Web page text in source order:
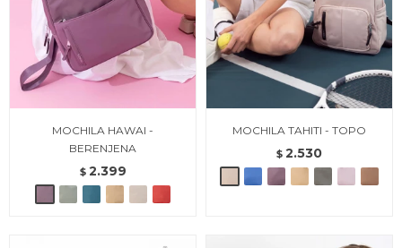
MOCHILA HAWAI -
BERENJENA
$ 2.399
MOCHILA TAHITI - TOPO
$ 2.530